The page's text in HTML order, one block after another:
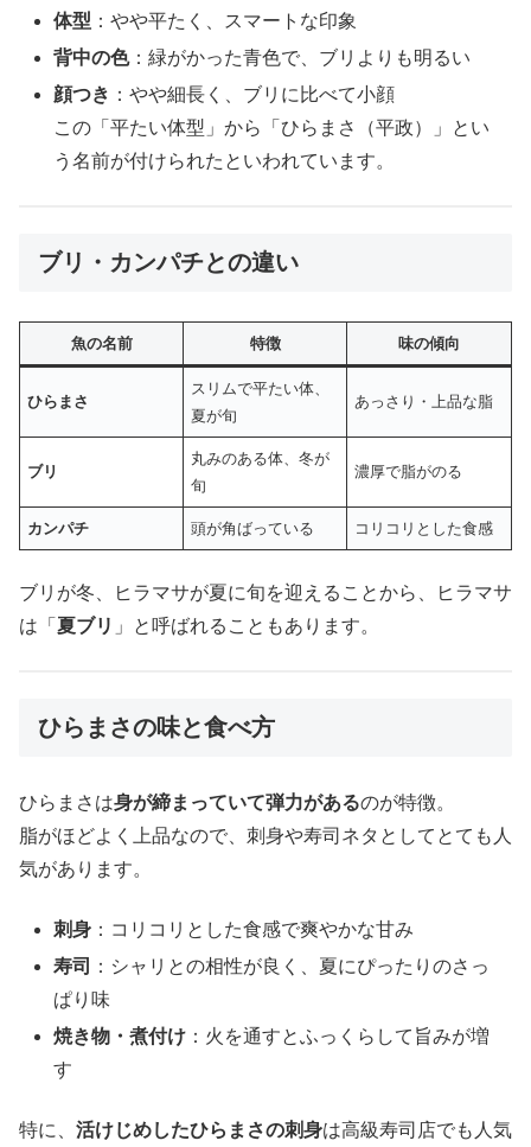
体型 ：やや平たく、スマートな印象
背中の色：緑がかった青色で、ブリよりも明るい
顔つき ：やや細長く、ブリに比べて小顔
この「平たい体型」から「ひらまさ（平政）」とい
う名前が付けられたといわれています。
ブリ・カンパチとの違い
魚の名前 特徴 味の傾向
ひらまさ
スリムで平たい体、
夏が旬
あっさり・上品な脂
ブリ
丸みのある体、冬が
旬
濃厚で脂がのる
カンパチ 頭が角ばっている コリコリとした食感
ブリが冬、ヒラマサが夏に旬を迎えることから、ヒラマサ
は「 夏ブリ 」と呼ばれることもあります。
ひらまさの味と食べ方
ひらまさは身が締まっていて弾力があるのが特徴。
脂がほどよく上品なので、刺身や寿司ネタとしてとても人
気があります。
刺身 ：コリコリとした食感で爽やかな甘み
寿司
：シャリとの相性が良く、夏にぴったりのさっ
ぱり味
焼き物・煮付け ：火を通すとふっくらして旨みが増
す
特に、 活けじめしたひらまさの刺身は高級寿司店でも人気